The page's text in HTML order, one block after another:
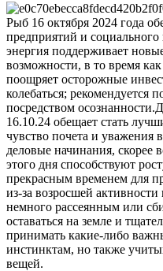
Рыб 16 октября 2024 года
предприятий и
энергия поддерживает
возможности, в то время
поощряет осторожные
колебаться; рекомендуется
посредством осознанности.
16.10.24 обещает стать
чувство почета и уважения
деловые начинания, скорее
этого дня способствуют
прекрасным временем для
из-за возросшей
немного рассеянным или
оставаться на земле и
принимать какие-либо
инстинктам, но также
вещей.